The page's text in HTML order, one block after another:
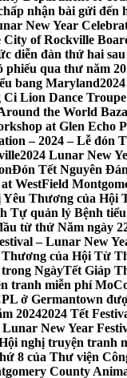
nhận bài gửi đến
New Year
City of Rockville
diễn đàn thứ hai
phiếu qua thư năm
bang Maryland
Lion Dance
the World
at Glen Echo
– 2024 – Lễ đón
2024 Lunar New
Đón Tết Nguyên
WestField
Thương của Hội
Tự quản lý Bệnh
từ thứ Năm ngày
– Lunar New
của Hội Từ
NgàyTết Giáp
tranh miễn phí
ở Germantown
20242024 Tết
New Year
nghị truyện tranh
8 của Thư viện
County